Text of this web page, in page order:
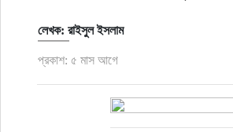
লেখক: রাইসুল ইসলাম
প্রকাশ: ৫ মাস আগে